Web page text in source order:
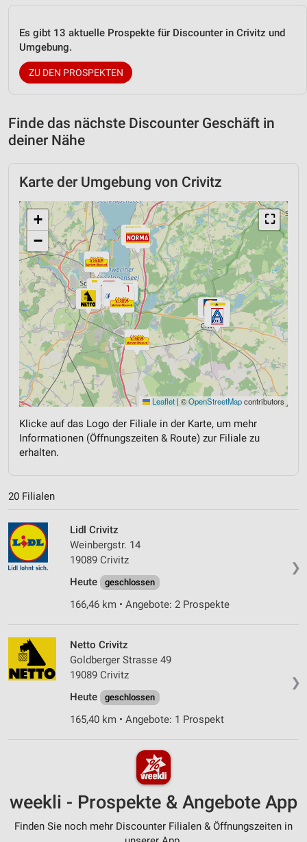
Es gibt 13 aktuelle Prospekte für Discounter in Crivitz und
Umgebung.
ZU DEN PROSPEKTEN
Finde das nächste Discounter Geschäft in
deiner Nähe
Karte der Umgebung von Crivitz
⛶
+
−
Leaflet | ©OpenStreetMapcontributors
Klicke auf das Logo der Filiale in der Karte, um mehr
Informationen (Öffnungszeiten & Route) zur Filiale zu
erhalten.
20 Filialen
❯
Lidl Crivitz
Weinbergstr. 14
19089 Crivitz
Heute
geschlossen
166,46 km • Angebote: 2 Prospekte
❯
Netto Crivitz
Goldberger Strasse 49
19089 Crivitz
Heute
geschlossen
165,40 km • Angebote: 1 Prospekt
weekli - Prospekte & Angebote App
Finden Sie noch mehr Discounter Filialen & Öffnungszeiten in